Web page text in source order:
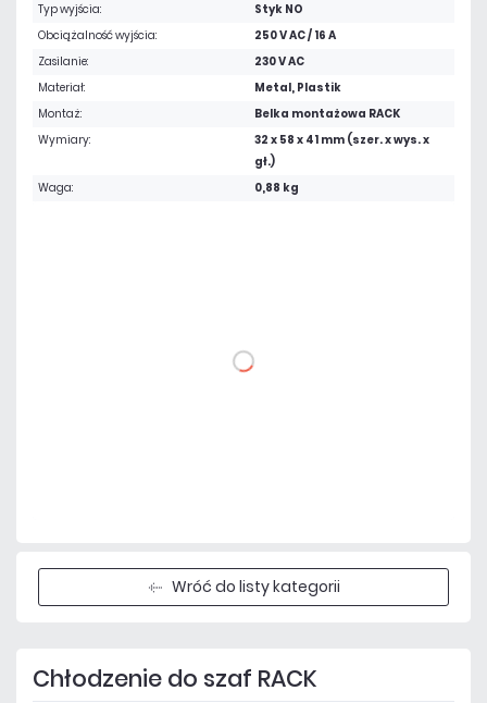
Typ wyjścia:
Styk NO
Obciążalność wyjścia:
250 V AC / 16 A
Zasilanie:
230 V AC
Materiał:
Metal, Plastik
Montaż:
Belka montażowa RACK
Wymiary:
32 x 58 x 41 mm (szer. x wys. x
gł.)
Waga:
0,88 kg
DO KOSZYKA
Wróć do listy kategorii
Chłodzenie do szaf RACK